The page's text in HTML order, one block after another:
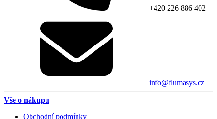
+420 226 886 402
info@flumasys.cz
Vše o nákupu
Obchodní podmínky